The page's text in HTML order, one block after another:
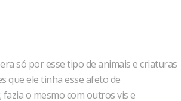
só por esse tipo de animais e criaturas
que ele tinha esse afeto de
fazia o mesmo com outros vis e